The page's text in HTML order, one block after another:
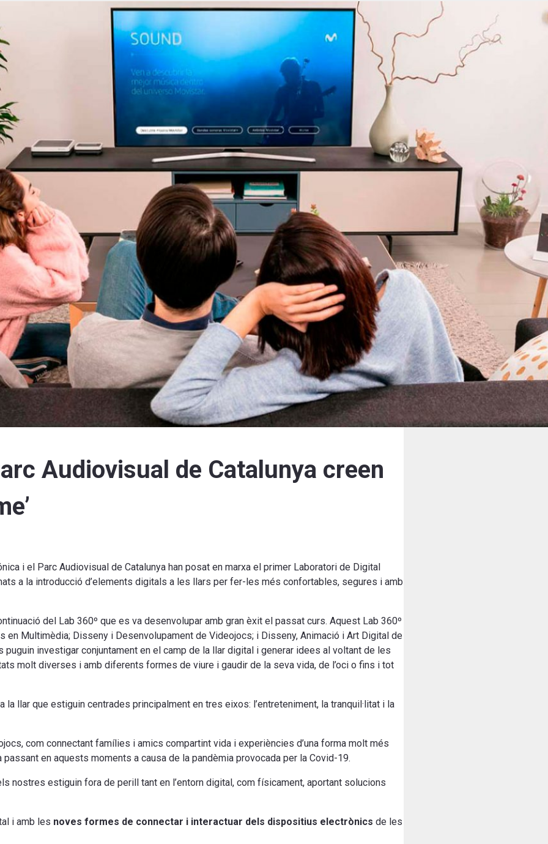
Audiovisual de Catalunya creen
i el Parc Audiovisual de Catalunya han posat en marxa el primer Laboratori de Digital
a la introducció d’elements digitals a les llars per fer-les més confortables, segures i amb
del Lab 360º que es va desenvolupar amb gran èxit el passat curs. Aquest Lab 360º
en Multimèdia; Disseny i Desenvolupament de Videojocs; i Disseny, Animació i Art Digital de
investigar conjuntament en el camp de la llar digital i generar idees al voltant de les
molt diverses i amb diferents formes de viure i gaudir de la seva vida, de l’oci o fins i tot
llar que estiguin centrades principalment en tres eixos: l’entreteniment, la tranquil·litat i la
com connectant famílies i amics compartint vida i experiències d’una forma molt més
en aquests moments a causa de la pandèmia provocada per la Covid-19.
nostres estiguin fora de perill tant en l’entorn digital, com físicament, aportant solucions
i amb les noves formes de connectar i interactuar dels dispositius electrònics de les